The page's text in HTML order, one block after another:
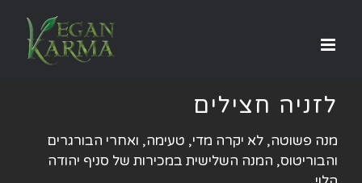
לזניה חצילים
מנה פשוטה, לא יקרה מדי, טעימה, ואחרי הבורגרים
והבוריטוס, המנה השלישית במכירות של סניף יהודה